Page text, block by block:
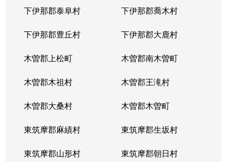
下伊那郡泰阜村 下伊那郡喬木村
下伊那郡豊丘村 下伊那郡大鹿村
木曽郡上松町 木曽郡南木曽町
木曽郡木祖村 木曽郡王滝村
木曽郡大桑村 木曽郡木曽町
東筑摩郡麻績村 東筑摩郡生坂村
東筑摩郡山形村 東筑摩郡朝日村